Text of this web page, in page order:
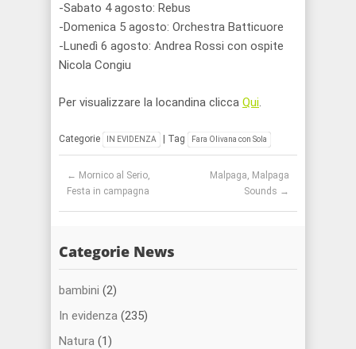
-Sabato 4 agosto: Rebus
-Domenica 5 agosto: Orchestra Batticuore
-Lunedì 6 agosto: Andrea Rossi con ospite
Nicola Congiu
Per visualizzare la locandina clicca Qui.
Categorie IN EVIDENZA | Tag Fara Olivana con Sola
← Mornico al Serio,
Festa in campagna
Malpaga, Malpaga
Sounds →
Categorie News
bambini (2)
In evidenza (235)
Natura (1)